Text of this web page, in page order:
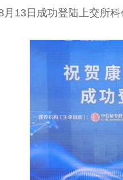
13日成功登陆上交所科